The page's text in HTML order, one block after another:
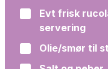
▢
Evt frisk
servering
▢
Olie/smør til